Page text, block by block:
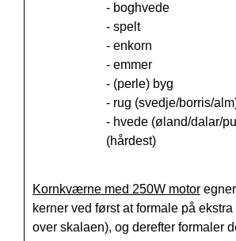
- boghvede
- spelt
- enkorn
- emmer
- (perle) byg
- rug (svedje/borris/
- hvede (øland/dalar/
(hårdest)
Kornkværne med 250W motor
kerner ved først at formale på
over skalaen), og derefter formaler